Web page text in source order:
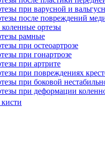
при варусной и
после повреждений
ортезы
рамные
при остеоартрозе
при гонартрозе
при артрите
при повреждениях
при боковой
при деформации